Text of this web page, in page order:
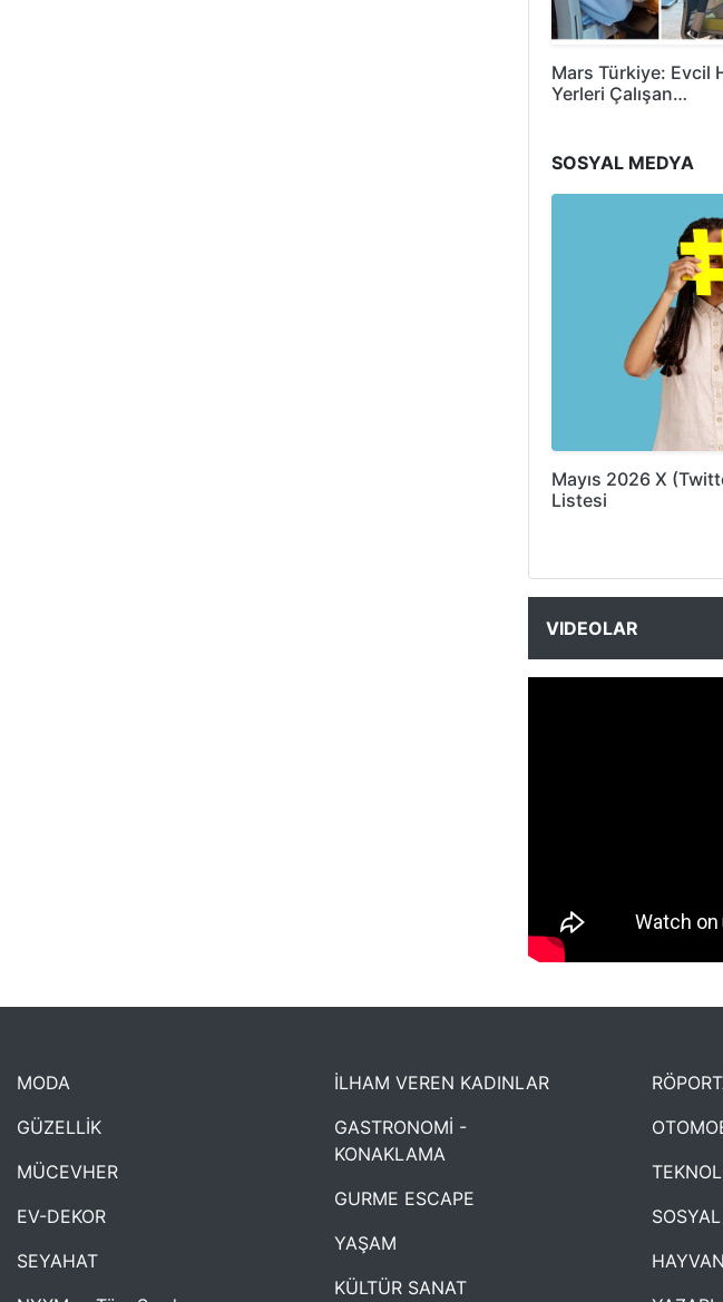
Mars Türkiye: Evcil
Yerleri Çalışan…
SOSYAL MEDYA
Mayıs 2026 X
Listesi
VIDEOLAR
NYXmag 2. Yaş
MODA
GÜZELLİK
MÜCEVHER
EV-DEKOR
SEYAHAT
İLHAM VEREN KADINLAR
GASTRONOMİ -
KONAKLAMA
GURME ESCAPE
YAŞAM
KÜLTÜR SANAT